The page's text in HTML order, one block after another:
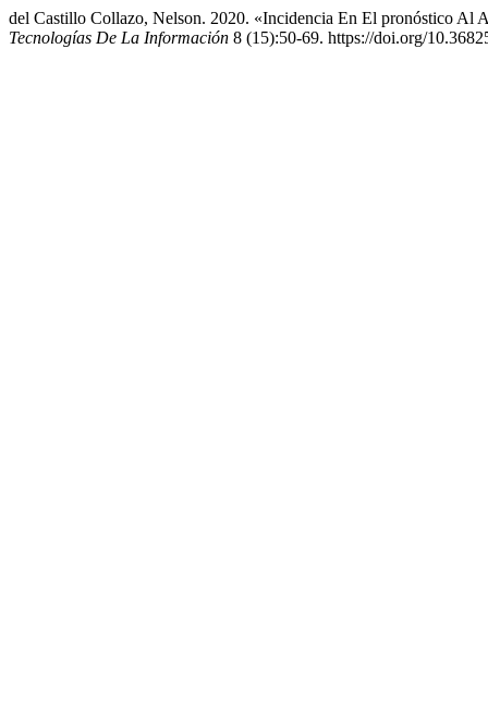
del Castillo Collazo, Nelson. 2020. «Incidencia En El pronóstico Al
Tecnologías De La Información 8 (15):50-69. https://doi.org/